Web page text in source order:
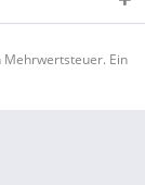
Mehrwertsteuer. Ein